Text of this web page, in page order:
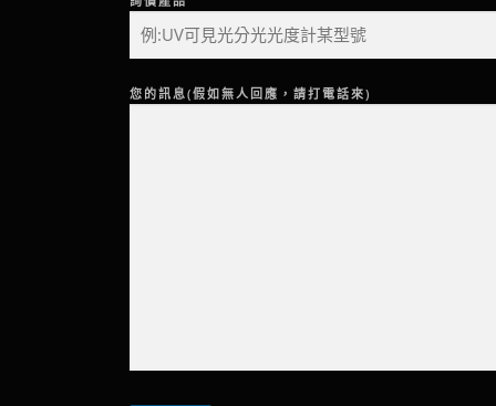
您的訊息(假如無人回應，請打電話來)